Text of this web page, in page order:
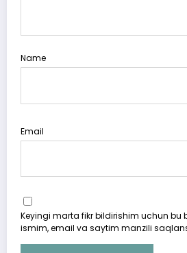
Name
Email
Keyingi marta fikr bildirishim uchun bu
ismim, email va saytim manzili